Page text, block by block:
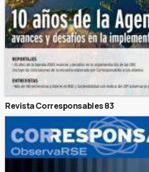
Revista Corresponsables 83